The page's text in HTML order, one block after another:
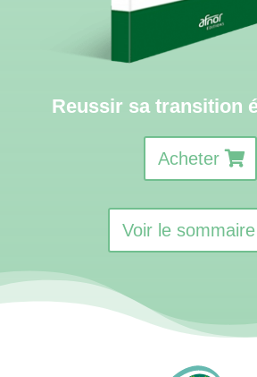
Reussir sa transition
Acheter
Voir le sommaire